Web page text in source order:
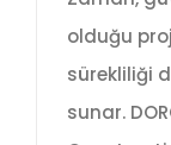
olduğu
sürekliliği
sunar.